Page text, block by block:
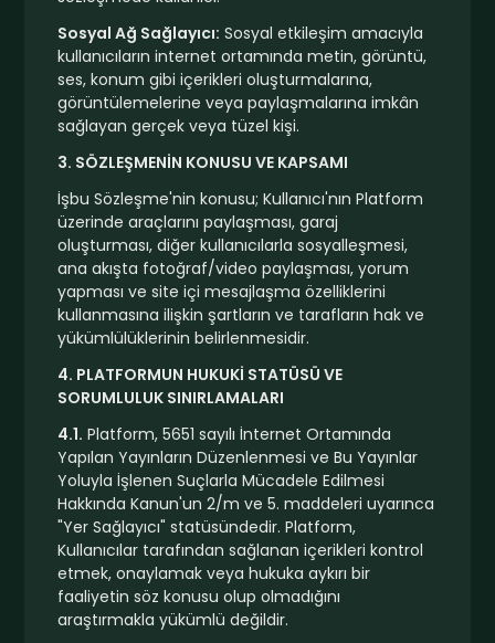
Sosyal Ağ Sağlayıcı: Sosyal etkileşim amacıyla
kullanıcıların internet ortamında metin, görüntü,
ses, konum gibi içerikleri oluşturmalarına,
görüntülemelerine veya paylaşmalarına imkân
sağlayan gerçek veya tüzel kişi.
3. SÖZLEŞMENİN KONUSU VE KAPSAMI
İşbu Sözleşme'nin konusu; Kullanıcı'nın Platform
üzerinde araçlarını paylaşması, garaj
oluşturması, diğer kullanıcılarla sosyalleşmesi,
ana akışta fotoğraf/video paylaşması, yorum
yapması ve site içi mesajlaşma özelliklerini
kullanmasına ilişkin şartların ve tarafların hak ve
yükümlülüklerinin belirlenmesidir.
4. PLATFORMUN HUKUKİ STATÜSÜ VE
SORUMLULUK SINIRLAMALARI
4.1. Platform, 5651 sayılı İnternet Ortamında
Yapılan Yayınların Düzenlenmesi ve Bu Yayınlar
Yoluyla İşlenen Suçlarla Mücadele Edilmesi
Hakkında Kanun'un 2/m ve 5. maddeleri uyarınca
"Yer Sağlayıcı" statüsündedir. Platform,
Kullanıcılar tarafından sağlanan içerikleri kontrol
etmek, onaylamak veya hukuka aykırı bir
faaliyetin söz konusu olup olmadığını
araştırmakla yükümlü değildir.